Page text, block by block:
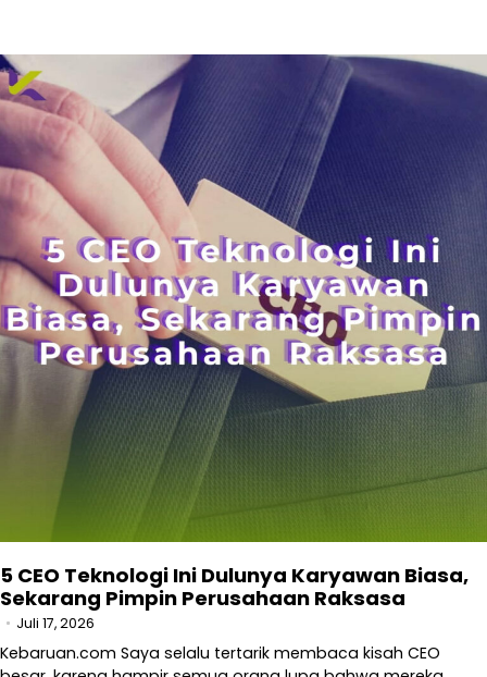
5 CEO Teknologi Ini Dulunya Karyawan Biasa,
Sekarang Pimpin Perusahaan Raksasa
Juli 17, 2026
Kebaruan.com Saya selalu tertarik membaca kisah CEO